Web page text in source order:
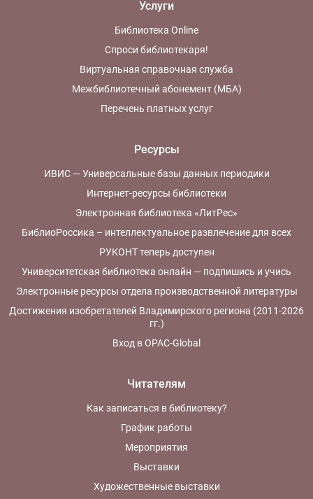
Услуги
Библиотека Online
Спроси библиотекаря!
Виртуальная справочная служба
Межбиблиотечный абонемент (МБА)
Перечень платных услуг
Ресурсы
ИВИС — Универсальные базы данных периодики
Интернет-ресурсы библиотеки
Электронная библиотека «ЛитРес»
БиблиоРоссика – интеллектуальное развлечение для всех
РУКОНТ теперь доступен
Университетская библиотека онлайн — подпишись и учись
Электронные ресурсы отдела производственной литературы
Достижения изобретателей Владимирского региона (2011-2026
гг.)
Вход в OPAC-Global
Читателям
Как записаться в библиотеку?
График работы
Мероприятия
Выставки
Художественные выставки